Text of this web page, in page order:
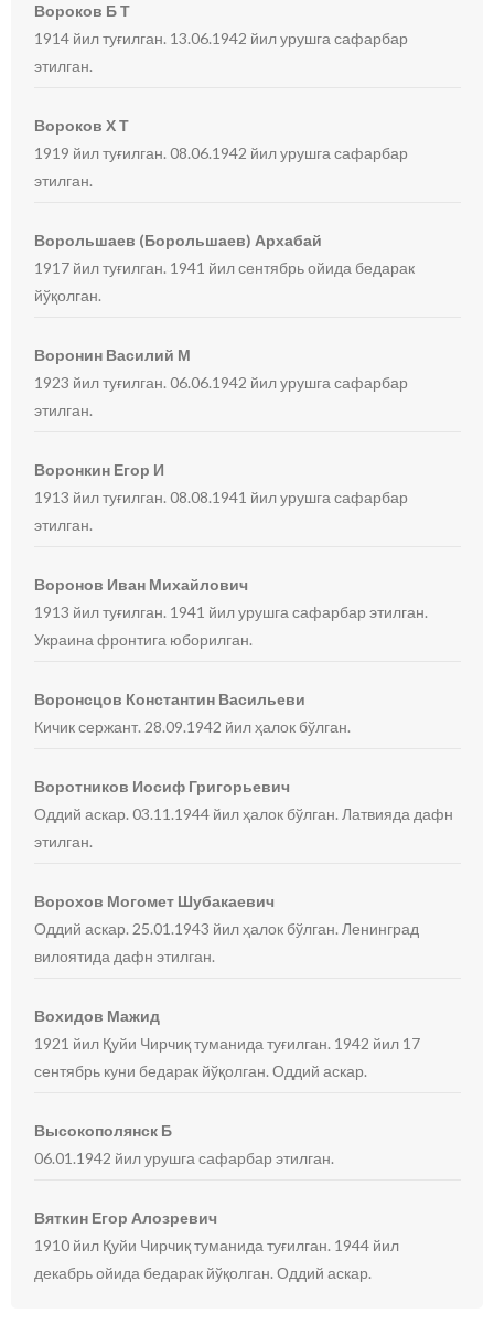
Вороков Б Т
1914 йил туғилган. 13.06.1942 йил урушга сафарбар
этилган.
Вороков Х Т
1919 йил туғилган. 08.06.1942 йил урушга сафарбар
этилган.
Ворольшаев (Борольшаев) Архабай
1917 йил туғилган. 1941 йил сентябрь ойида бедарак
йўқолган.
Воронин Василий М
1923 йил туғилган. 06.06.1942 йил урушга сафарбар
этилган.
Воронкин Егор И
1913 йил туғилган. 08.08.1941 йил урушга сафарбар
этилган.
Воронов Иван Михайлович
1913 йил туғилган. 1941 йил урушга сафарбар этилган.
Украина фронтига юборилган.
Воронсцов Константин Васильеви
Кичик сержант. 28.09.1942 йил ҳалок бўлган.
Воротников Иосиф Григорьевич
Оддий аскар. 03.11.1944 йил ҳалок бўлган. Латвияда дафн
этилган.
Ворохов Могомет Шубакаевич
Оддий аскар. 25.01.1943 йил ҳалок бўлган. Ленинград
вилоятида дафн этилган.
Вохидов Мажид
1921 йил Қуйи Чирчиқ туманида туғилган. 1942 йил 17
сентябрь куни бедарак йўқолган. Оддий аскар.
Высокополянск Б
06.01.1942 йил урушга сафарбар этилган.
Вяткин Егор Алозревич
1910 йил Қуйи Чирчиқ туманида туғилган. 1944 йил
декабрь ойида бедарак йўқолган. Оддий аскар.